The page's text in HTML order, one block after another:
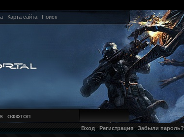
Карта сайта Поиск
ОФФТОП
Вход Регистрация Забыли пароль?